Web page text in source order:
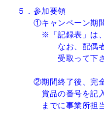
５．参加要領
①キャンペーン期間
※「記録表」は、事
なお、配偶者の参
受取って下さ
②期間終了後、完全
賞品の番号を記入し
までに事業所担当